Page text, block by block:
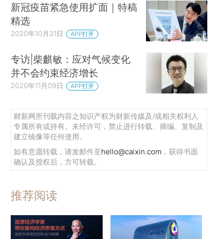
新冠疫苗紧急使用扩面｜特稿
精选
2020年10月31日 APP打开
专访|柴麒敏：应对气候变化
并不会约束经济增长
2020年11月09日 APP打开
财新网所刊载内容之知识产权为财新传媒及/或相关权利人
专属所有或持有。未经许可，禁止进行转载、摘编、复制及
建立镜像等任何使用。
如有意愿转载，请发邮件至hello@caixin.com ，获得书面
确认及授权后，方可转载。
推荐阅读